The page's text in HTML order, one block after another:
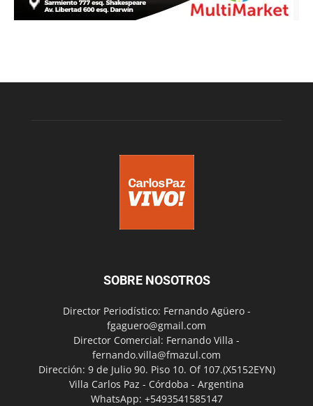
SOBRE NOSOTROS
Director Periodístico: Fernando Agüero -
fgaguero@gmail.com
Director Comercial: Fernando Villa -
fernando.villa@fmazul.com
Dirección: 9 de Julio 90. Piso 10. Of 107.(X5152EYN)
Villa Carlos Paz - Córdoba - Argentina
WhatsApp: +5493541585147